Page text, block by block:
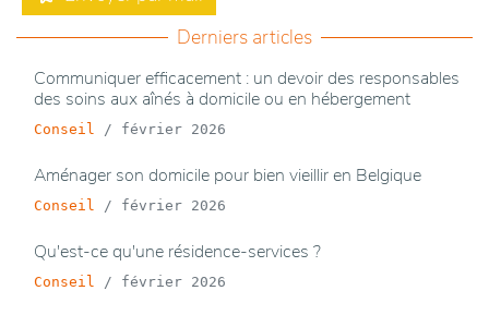
Derniers articles
Communiquer efficacement : un devoir des responsables
des soins aux aînés à domicile ou en hébergement
Conseil / février 2026
Aménager son domicile pour bien vieillir en Belgique
Conseil / février 2026
Qu'est-ce qu'une résidence-services ?
Conseil / février 2026